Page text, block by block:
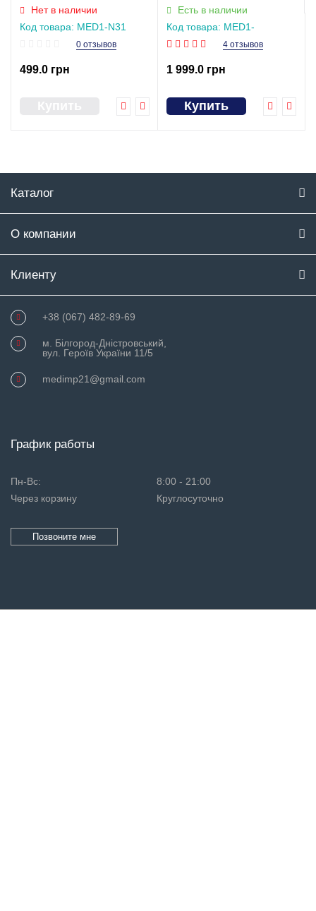
Нет в наличии
Код товара: MED1-N31
0 отзывов
499.0 грн
MED1-SC7060K
Есть в наличии
Код товара: MED1-
4 отзывов
1 999.0 грн
Купить
Каталог
О компании
Клиенту
+38 (067) 482-89-69
м. Білгород-Дністровський,
вул. Героїв України 11/5
medimp21@gmail.com
График работы
Пн-Вс:
8:00 - 21:00
Через корзину
Круглосуточно
Позвоните мне